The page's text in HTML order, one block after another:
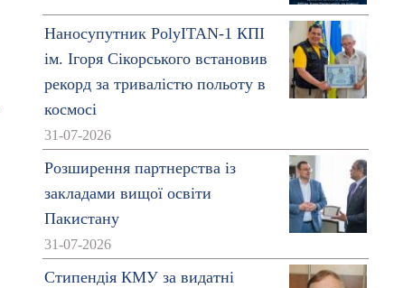
Наносупутник PolyITAN-1 КПІ
ім. Ігоря Сікорського встановив
рекорд за тривалістю польоту в
космосі
31-07-2026
Розширення партнерства із
закладами вищої освіти
Пакистану
31-07-2026
Стипендія КМУ за видатні